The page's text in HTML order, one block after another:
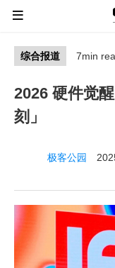
综合报道 7min
2026 硬件觉
刻」
极客公园